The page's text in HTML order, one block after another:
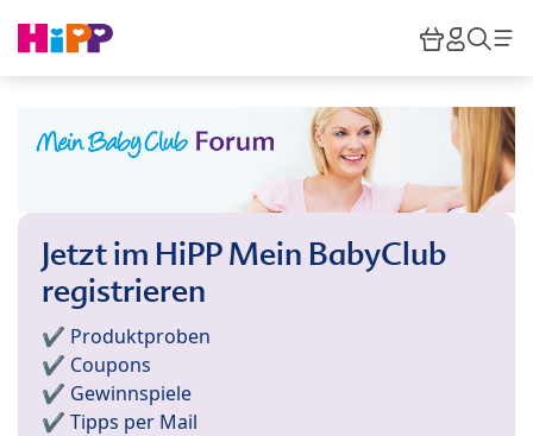
HiPP
Jetzt im HiPP Mein BabyClub
registrieren
✔️ Produktproben
✔️ Coupons
✔️ Gewinnspiele
✔️ Tipps per Mail